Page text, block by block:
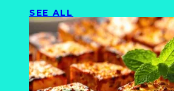
SEE ALL